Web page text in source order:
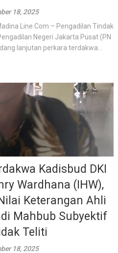
18, 2025
Line.Com – Pengadilan Tindak
Negeri Jakarta Pusat (PN
lanjutan perkara terdakwa...
Kadisbud DKI
Wardhana (IHW),
Keterangan Ahli
Mahbub Subyektif
Teliti
18, 2025